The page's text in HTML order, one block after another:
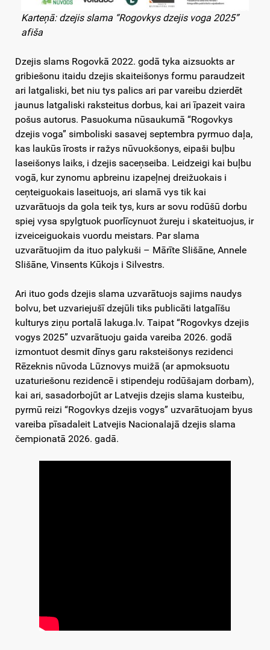
Karteņā: dzejis slama “Rogovkys dzejis voga 2025”
afiša
Dzejis slams Rogovkā 2022. godā tyka aizsuokts ar
gribiešonu itaidu dzejis skaiteišonys formu paraudzeit
ari latgaliski, bet niu tys palics ari par vareibu dzierdēt
jaunus latgaliski raksteitus dorbus, kai ari īpazeit vaira
pošus autorus. Pasuokuma nūsaukumā “Rogovkys
dzejis voga” simboliski sasavej septembra pyrmuo daļa,
kas laukūs īrosts ir ražys nūvuokšonys, eipaši buļbu
laseišonys laiks, i dzejis saceņseiba. Leidzeigi kai buļbu
vogā, kur zynomu apbreinu izapeļnej dreižuokais i
ceņteiguokais laseituojs, ari slamā vys tik kai
uzvarātuojs da gola teik tys, kurs ar sovu rodūšū dorbu
spiej vysa spylgtuok puorlīcynuot žureju i skateituojus, ir
izveiceiguokais vuordu meistars. Par slama
uzvarātuojim da ituo palykuši – Mārīte Slišāne, Annele
Slišāne, Vinsents Kūkojs i Silvestrs.
Ari ituo gods dzejis slama uzvarātuojs sajims naudys
bolvu, bet uzvariejušī dzejūli tiks publicāti latgalīšu
kulturys ziņu portalā lakuga.lv. Taipat “Rogovkys dzejis
vogys 2025” uzvarātuoju gaida vareiba 2026. godā
izmontuot desmit dīnys garu raksteišonys rezidenci
Rēzeknis nūvoda Lūznovys muižā (ar apmoksuotu
uzaturiešonu rezidencē i stipendeju rodūšajam dorbam),
kai ari, sasadorbojūt ar Latvejis dzejis slama kusteibu,
pyrmū reizi “Rogovkys dzejis vogys” uzvarātuojam byus
vareiba pīsadaleit Latvejis Nacionalajā dzejis slama
čempionatā 2026. gadā.